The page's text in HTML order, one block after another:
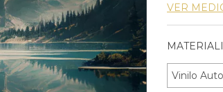
VER